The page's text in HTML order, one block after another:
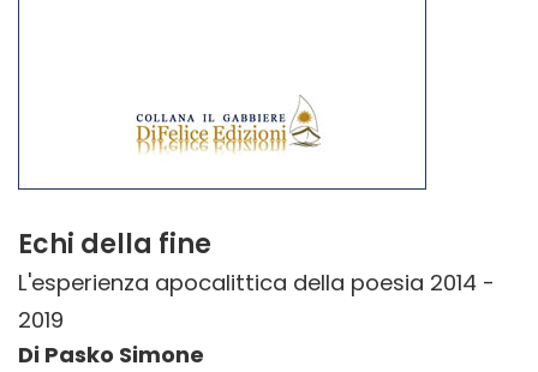
Echi della fine
L'esperienza apocalittica della poesia 2014 -
2019
Di Pasko Simone